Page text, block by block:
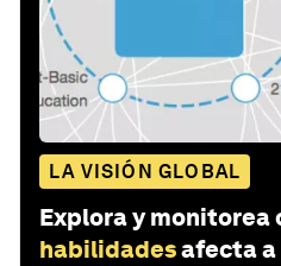
LA VISIÓN GLOBAL
Explora y monitorea
habilidadesafecta a